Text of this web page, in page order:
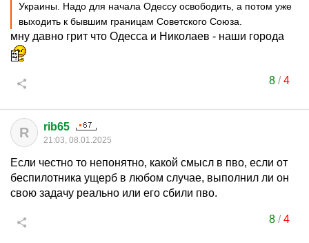
Украины. Надо для начала Одессу освободить, а потом уже
выходить к бывшим границам Советского Союза.
мну давно грит что Одесса и Николаев - наши города
8/4
R rib65
21:03, 08.01.2025
Если честно то непонятно, какой смысл в пво, если от
беспилотника ущерб в любом случае, выполнил ли он
свою задачу реально или его сбили пво.
8/4